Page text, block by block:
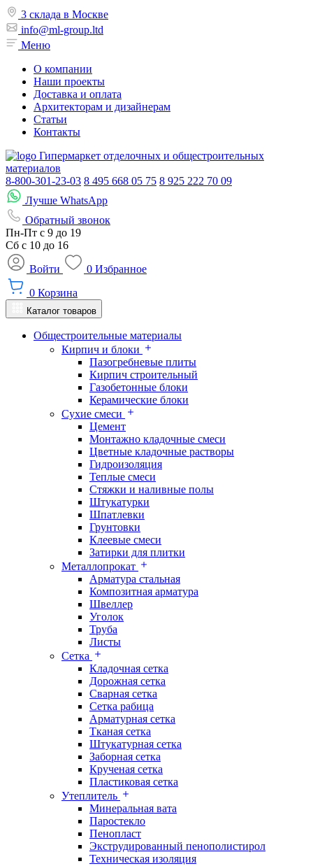
3 склада в Москве
info@ml-group.ltd
Меню
О компании
Наши проекты
Доставка и оплата
Архитекторам и дизайнерам
Статьи
Контакты
Гипермаркет отделочных и общестроительных
материалов
8-800-301-23-03 8 495 668 05 75 8 925 222 70 09
Лучше WhatsApp
Обратный звонок
Пн-Пт с 9 до 19
Сб с 10 до 16
Войти
0 Избранное
0 Корзина
Каталог товаров
Общестроительные материалы
Кирпич и блоки
Пазогребневые плиты
Кирпич строительный
Газобетонные блоки
Керамические блоки
Сухие смеси
Цемент
Монтажно кладочные смеси
Цветные кладочные растворы
Гидроизоляция
Теплые смеси
Стяжки и наливные полы
Штукатурки
Шпатлевки
Грунтовки
Клеевые смеси
Затирки для плитки
Металлопрокат
Арматура стальная
Композитная арматура
Швеллер
Уголок
Труба
Листы
Сетка
Кладочная сетка
Дорожная сетка
Сварная сетка
Сетка рабица
Арматурная сетка
Тканая сетка
Штукатурная сетка
Заборная сетка
Крученая сетка
Пластиковая сетка
Утеплитель
Минеральная вата
Паростекло
Пенопласт
Экструдированный пенополистирол
Техническая изоляция